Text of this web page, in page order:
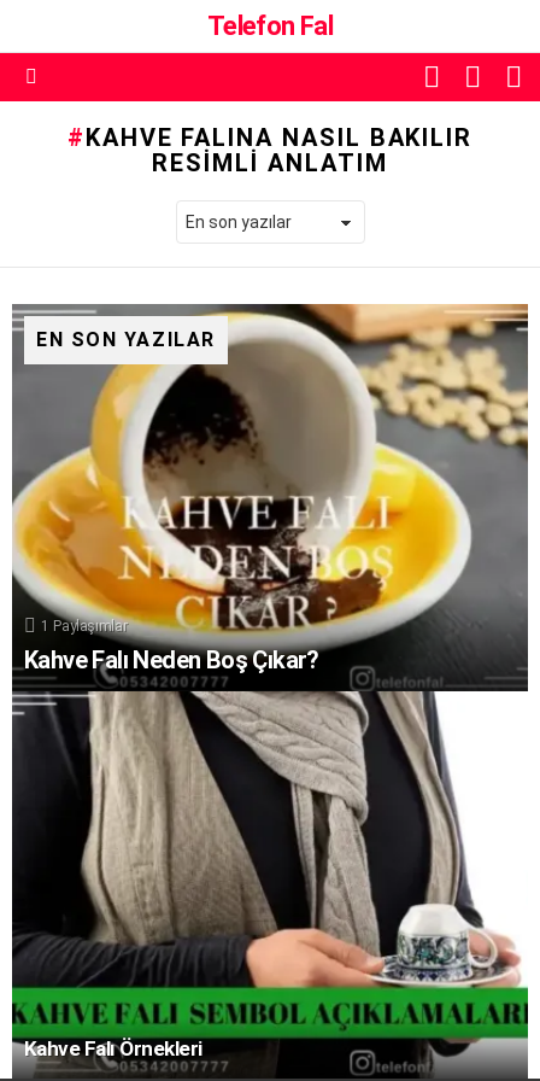
Telefon Fal
SKIN
ANAHTARI
SEPETI
KAHVE FALINA NASIL BAKILIR
RESIMLI ANLATIM
EN SON YAZILAR
1 Paylaşımlar
Kahve Falı Neden Boş Çıkar?
Kahve Falı Örnekleri